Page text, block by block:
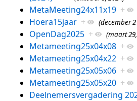
MetaMeeting24x11x19 +
Hoera15jaar + (december
OpenDag2025 + (maart
Metameeting25x04x08 +
Metameeting25x04x22 +
Metameeting25x05x06 +
Metameeting25x05x20 +
Deelnemersvergadering